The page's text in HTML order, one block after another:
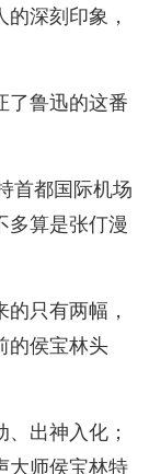
深刻印象，
了鲁迅的这番
首都国际机场
多算是张仃漫
只有两幅，
的侯宝林头
出神入化；
大师侯宝林特